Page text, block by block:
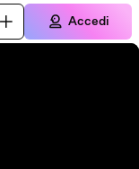
Accedi